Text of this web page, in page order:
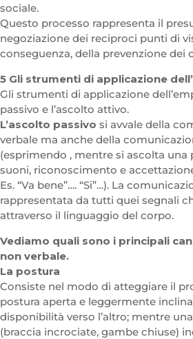
sociale.
Questo processo rappresenta il
negoziazione dei reciproci punti di
conseguenza, della prevenzione dei
5 Gli strumenti di applicazione
Gli strumenti di applicazione
passivo e l’ascolto attivo.
L’ascolto passivo si avvale della
verbale ma anche della
(esprimendo , mentre si ascolta una
suoni, riconoscimento e
Es. “Va bene”…. “Si”…). La
rappresentata da tutti quei segnali
attraverso il linguaggio del corpo.
Vediamo quali sono i principali
non verbale.
La postura
Consiste nel modo di atteggiare il
postura aperta e leggermente
disponibilità verso l’altro; mentre
(braccia incrociate, gambe chiuse)